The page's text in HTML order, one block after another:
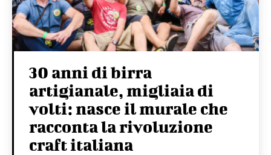
30 anni di birra
artigianale, migliaia di
volti: nasce il murale che
racconta la rivoluzione
craft italiana